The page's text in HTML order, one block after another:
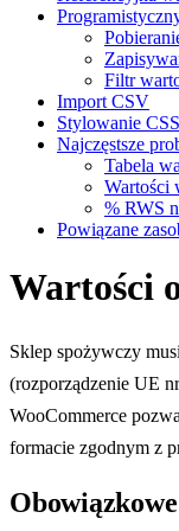
Filtr
Import CSV
Stylowanie CSS
Najczęstsze
Tabela
Wartości
% RWS
Powiązane
Wartości
Sklep spożywczy
(rozporządzenie UE
WooCommerce
formacie zgodnym z